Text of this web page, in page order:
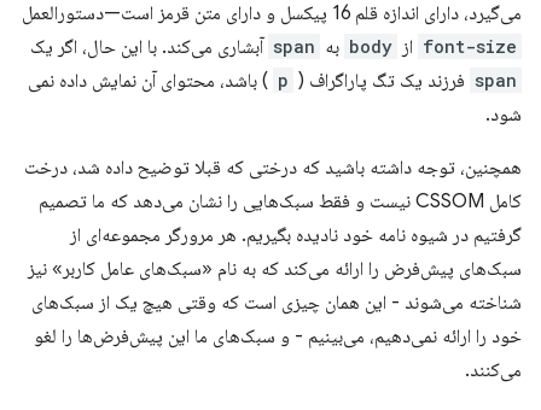
می‌گیرد، دارای اندازه قلم 16 پیکسل و دارای متن قرمز است—دستورالعمل
font-size از body به span آبشاری می‌کند. با این حال، اگر یک
span فرزند یک تگ پاراگراف ( p ) باشد، محتوای آن نمایش داده نمی
شود.
همچنین، توجه داشته باشید که درختی که قبلا توضیح داده شد، درخت
کامل CSSOM نیست و فقط سبک‌هایی را نشان می‌دهد که ما تصمیم
گرفتیم در شیوه نامه خود نادیده بگیریم. هر مرورگر مجموعه‌ای از
سبک‌های پیش‌فرض را ارائه می‌کند که به نام «سبک‌های عامل کاربر» نیز
شناخته می‌شوند - این همان چیزی است که وقتی هیچ یک از سبک‌های
خود را ارائه نمی‌دهیم، می‌بینیم - و سبک‌های ما این پیش‌فرض‌ها را لغو
می‌کنند.